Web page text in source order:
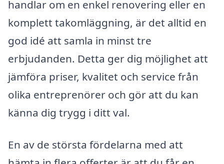
handlar om en enkel renovering eller en
komplett takomläggning, är det alltid en
god idé att samla in minst tre
erbjudanden. Detta ger dig möjlighet att
jämföra priser, kvalitet och service från
olika entreprenörer och gör att du kan
känna dig trygg i ditt val.
En av de största fördelarna med att